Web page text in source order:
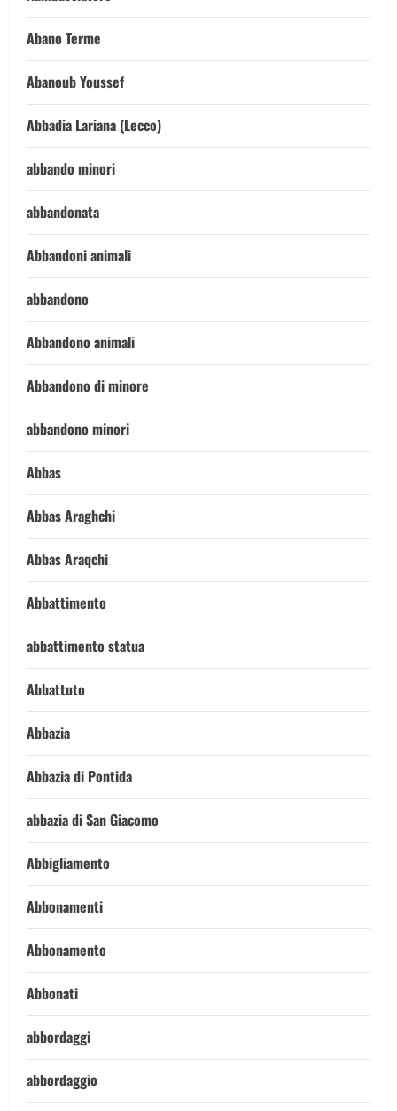
Abano Terme
Abanoub Youssef
Abbadia Lariana (Lecco)
abbando minori
abbandonata
Abbandoni animali
abbandono
Abbandono animali
Abbandono di minore
abbandono minori
Abbas
Abbas Araghchi
Abbas Araqchi
Abbattimento
abbattimento statua
Abbattuto
Abbazia
Abbazia di Pontida
abbazia di San Giacomo
Abbigliamento
Abbonamenti
Abbonamento
Abbonati
abbordaggi
abbordaggio